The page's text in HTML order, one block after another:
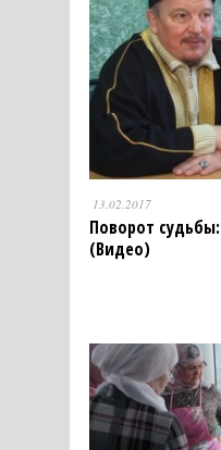
13.02.2017
Поворот
(Видео)